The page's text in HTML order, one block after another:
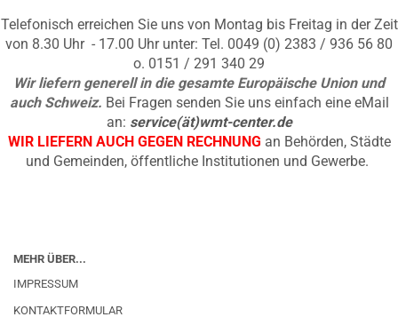
Telefonisch erreichen Sie uns von Montag bis Freitag in der Zeit
von 8.30 Uhr - 17.00 Uhr unter: Tel. 0049 (0) 2383 / 936 56 80
o. 0151 / 291 340 29
Wir liefern generell in die gesamte Europäische Union und
auch Schweiz. Bei Fragen senden Sie uns einfach eine eMail
an: service(ät)wmt-center.de
WIR LIEFERN AUCH GEGEN RECHNUNG an Behörden, Städte
und Gemeinden, öffentliche Institutionen und Gewerbe.
MEHR ÜBER...
IMPRESSUM
KONTAKTFORMULAR